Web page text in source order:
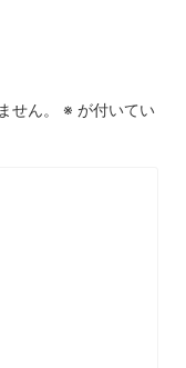
せん。 ※ が付いてい